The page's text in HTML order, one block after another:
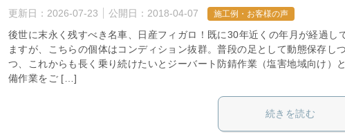
更新日： 2026-07-23 公開日： 2018-04-07 施工例・お客様の声
後世に末永く残すべき名車、日産フィガロ！既に30年近くの年月が経過し
ますが、こちらの個体はコンディション抜群。普段の足として動態保存し
つ、これからも長く乗り続けたいとジーバート防錆作業（塩害地域向け）
備作業をご […]
続きを読む